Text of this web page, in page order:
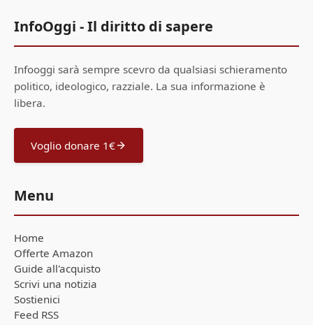
InfoOggi - Il diritto di sapere
Infooggi sarà sempre scevro da qualsiasi schieramento
politico, ideologico, razziale. La sua informazione è
libera.
Voglio donare 1€
Menu
Home
Offerte Amazon
Guide all'acquisto
Scrivi una notizia
Sostienici
Feed RSS